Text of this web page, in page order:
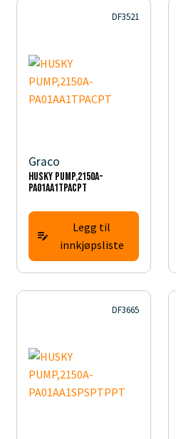
DF3521
Graco
HUSKY PUMP,2150A-
PA01AA1TPACPT
Legg til
innkjøpsliste
DF3665